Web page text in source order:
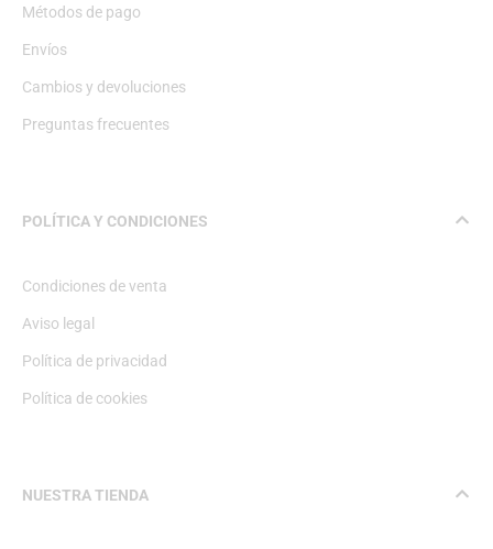
Métodos de pago
Envíos
Cambios y devoluciones
Preguntas frecuentes
POLÍTICA Y CONDICIONES
Condiciones de venta
Aviso legal
Política de privacidad
Política de cookies
NUESTRA TIENDA